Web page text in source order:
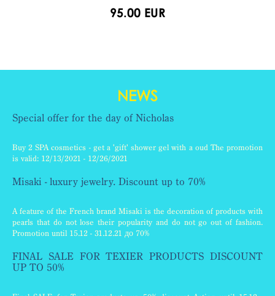
95.00 EUR
NEWS
Special offer for the day of Nicholas
Buy 2 SPA cosmetics - get a 'gift' shower gel with a oud The promotion
is valid: 12/13/2021 - 12/26/2021
Misaki - luxury jewelry. Discount up to 70%
A feature of the French brand Misaki is the decoration of products with
pearls that do not lose their popularity and do not go out of fashion.
Promotion until 15.12 - 31.12.21 до 70%
FINAL SALE FOR TEXIER PRODUCTS DISCOUNT
UP TO 50%